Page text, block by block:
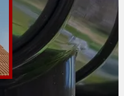
Nettoyage et
démoussage de
toiture 62